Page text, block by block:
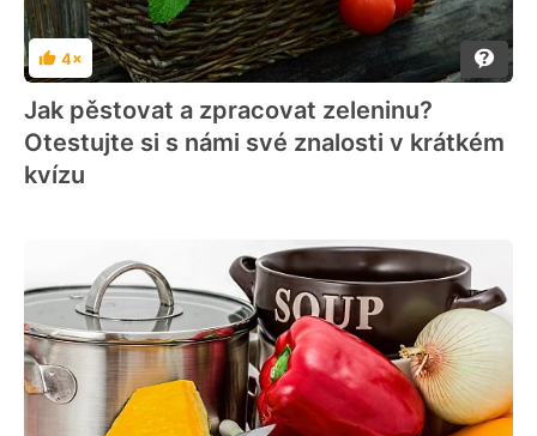
Hodnocení
4×
Jak pěstovat a zpracovat zeleninu?
Otestujte si s námi své znalosti v krátkém
kvízu